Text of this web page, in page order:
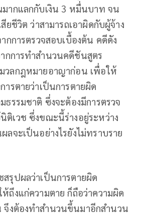
ากแลกกับเงิน 3 หมื่นบาท จน
ยชีวิต ว่าสามารถเอาผิดกับผู้จ้าง
กการตรวจสอบเบื้องต้น คดีดัง
ากการทำสำนวนคดีชันสูตร
วลกฎหมายอาญาก่อน เพื่อให้
ารตายว่าเป็นการตายผิด
ธรรมชาติ ซึ่งจะต้องมีการตรวจ
เวช ซึ่งขณะนี้ร่างอยู่ระหว่าง
ลจะเป็นอย่างไรยังไม่ทราบราย
รุปผลว่าเป็นการตายผิด
ถึงแก่ความตาย ก็ถือว่าความผิด
จึงต้องทำสำนวนขึ้นมาอีกสำนวน